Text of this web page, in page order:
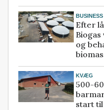
BUSINESS
Efter
og
KVÆG
500-
start